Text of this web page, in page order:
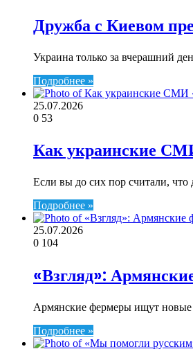
Дружба с Киевом
Украина только за вчерашний
Подробнее »
25.07.2026
0 53
Как украинские
Если вы до сих пор считали,
Подробнее »
25.07.2026
0 104
«Взгляд»:
Армянские фермеры ищут новые
Подробнее »